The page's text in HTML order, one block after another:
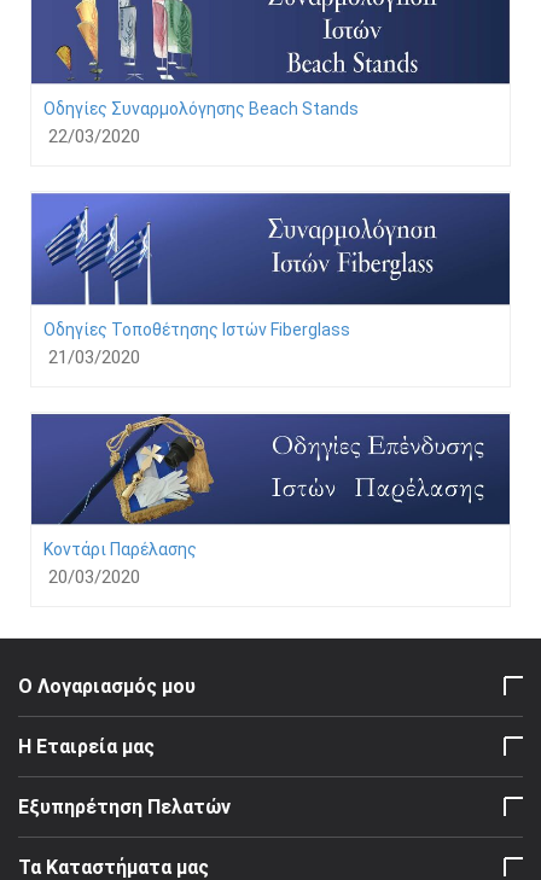
Οδηγίες Συναρμολόγησης Beach Stands
22/03/2020
Οδηγίες Τοποθέτησης Ιστών Fiberglass
21/03/2020
Κοντάρι Παρέλασης
20/03/2020
Ο Λογαριασμός μου
Η Εταιρεία μας
Εξυπηρέτηση Πελατών
Τα Καταστήματα μας